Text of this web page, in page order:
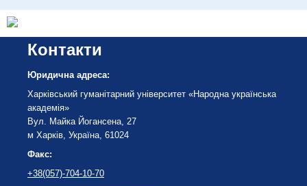
Контакти
Юридична адреса:
Харківський гуманітарний університет «Народна українська
академія»
Вул. Майка Йогансена, 27
м Харків, Україна, 61024
Факс:
+38(057)-704-10-70